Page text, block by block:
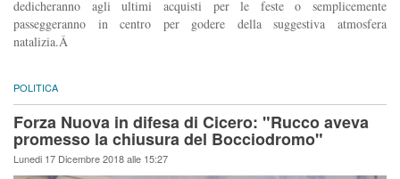
dedicheranno agli ultimi acquisti per le feste o semplicemente
passeggeranno in centro per godere della suggestiva atmosfera
natalizia.Â
POLITICA
Forza Nuova in difesa di Cicero: "Rucco aveva
promesso la chiusura del Bocciodromo"
Lunedi 17 Dicembre 2018 alle 15:27